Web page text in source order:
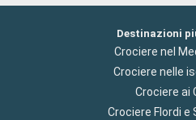
Destinazioni
Crociere nel
Crociere nelle
Crociere ai
Crociere Flordi e